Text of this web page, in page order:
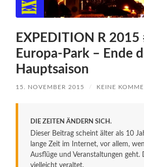
EXPEDITION R 2015
Europa-Park – Ende
Hauptsaison
15. NOVEMBER 2015 / KEINE
DIE ZEITEN ÄNDERN SICH.
Dieser Beitrag scheint älter als 10
lange Zeit im Internet, vor allem,
Ausflüge und Veranstaltungen geht.
vielleicht veraltet.